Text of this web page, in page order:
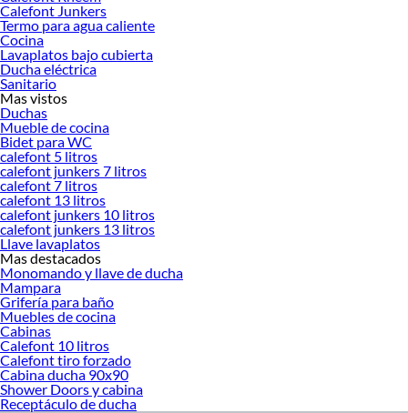
Calefont Junkers
Termo para agua caliente
Cocina
Lavaplatos bajo cubierta
Ducha eléctrica
Sanitario
Mas vistos
Duchas
Mueble de cocina
Bidet para WC
calefont 5 litros
calefont junkers 7 litros
calefont 7 litros
calefont 13 litros
calefont junkers 10 litros
calefont junkers 13 litros
Llave lavaplatos
Mas destacados
Monomando y llave de ducha
Mampara
Grifería para baño
Muebles de cocina
Cabinas
Calefont 10 litros
Calefont tiro forzado
Cabina ducha 90x90
Shower Doors y cabina
Receptáculo de ducha